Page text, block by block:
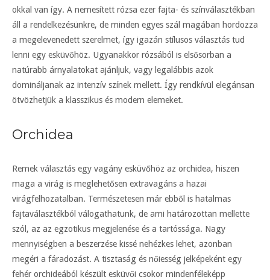
okkal van így. A nemesített rózsa ezer fajta- és színválasztékban
áll a rendelkezésünkre, de minden egyes szál magában hordozza
a megelevenedett szerelmet, így igazán stílusos választás tud
lenni egy esküvőhöz. Ugyanakkor rózsából is elsősorban a
natúrabb árnyalatokat ajánljuk, vagy legalábbis azok
domináljanak az intenzív színek mellett. Így rendkívül elegánsan
ötvözhetjük a klasszikus és modern elemeket.
Orchidea
Remek választás egy vagány esküvőhöz az orchidea, hiszen
maga a virág is meglehetősen extravagáns a hazai
virágfelhozatalban. Természetesen már ebből is hatalmas
fajtaválasztékból válogathatunk, de ami határozottan mellette
szól, az az egzotikus megjelenése és a tartóssága. Nagy
mennyiségben a beszerzése kissé nehézkes lehet, azonban
megéri a fáradozást. A tisztaság és nőiesség jelképeként egy
fehér orchideából készült esküvői csokor mindenféleképp